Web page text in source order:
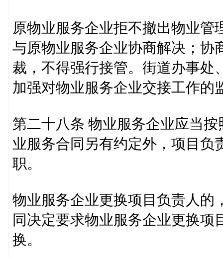
原物业服务企业拒不撤出物业管
与原物业服务企业协商解决；协
裁，不得强行接管。街道办事处
加强对物业服务企业交接工作的
第二十八条 物业服务企业应当
业服务合同另有约定外，项目负
职。
物业服务企业更换项目负责人的
同决定要求物业服务企业更换
换。